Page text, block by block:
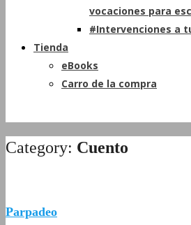
vocaciones para
#Intervenciones a
Tienda
eBooks
Carro de la compra
Category: Cuento
Parpadeo